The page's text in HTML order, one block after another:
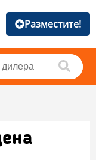
Разместите!